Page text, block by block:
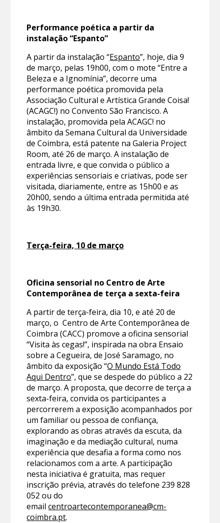
Performance poética a partir da
instalação “Espanto”
A partir da instalação “Espanto”, hoje, dia 9
de março, pelas 19h00, com o mote “Entre a
Beleza e a Ignomínia”, decorre uma
performance poética promovida pela
Associação Cultural e Artística Grande Coisa!
(ACAGC!) no Convento São Francisco. A
instalação, promovida pela ACAGC! no
âmbito da Semana Cultural da Universidade
de Coimbra, está patente na Galeria Project
Room, até 26 de março. A instalação de
entrada livre, e que convida o público a
experiências sensoriais e criativas, pode ser
visitada, diariamente, entre as 15h00 e as
20h00, sendo a última entrada permitida até
às 19h30.
Terça-feira, 10 de março
Oficina sensorial no Centro de Arte
Contemporânea de terça a sexta-feira
A partir de terça-feira, dia 10, e até 20 de
março, o Centro de Arte Contemporânea de
Coimbra (CACC) promove a oficina sensorial
“Visita às cegas!”, inspirada na obra Ensaio
sobre a Cegueira, de José Saramago, no
âmbito da exposição “O Mundo Está Todo
Aqui Dentro”, que se despede do público a 22
de março. A proposta, que decorre de terça a
sexta-feira, convida os participantes a
percorrerem a exposição acompanhados por
um familiar ou pessoa de confiança,
explorando as obras através da escuta, da
imaginação e da mediação cultural, numa
experiência que desafia a forma como nos
relacionamos com a arte. A participação
nesta iniciativa é gratuita, mas requer
inscrição prévia, através do telefone 239 828
052 ou do
emailcentroartecontemporanea@cm-
coimbra.pt.